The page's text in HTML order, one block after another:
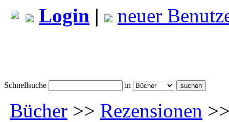
Login | neuer
Schnellsuche in
Bücher >> Rezensionen